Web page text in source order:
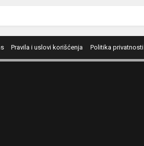
Pravila i uslovi korišćenja Politika privatnosti